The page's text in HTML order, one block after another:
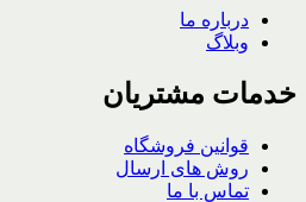
درباره ما
وبلاگ
خدمات مشتریان
قوانین فروشگاه
روش های ارسال
تماس با ما